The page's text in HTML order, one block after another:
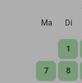
Ma
Di
1
7 8